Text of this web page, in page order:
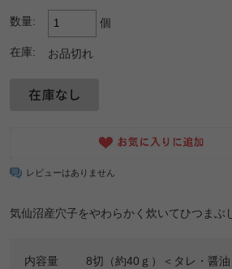
数量: 個
在庫: お品切れ
レビューはありません
気仙沼産穴子をやわらかく炊いてひつまぶ
内容量
8切（約40ｇ）＜タレ・醤